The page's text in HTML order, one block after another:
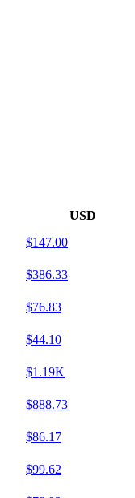
USD
$147.00
$386.33
$76.83
$44.10
$1.19K
$888.73
$86.17
$99.62